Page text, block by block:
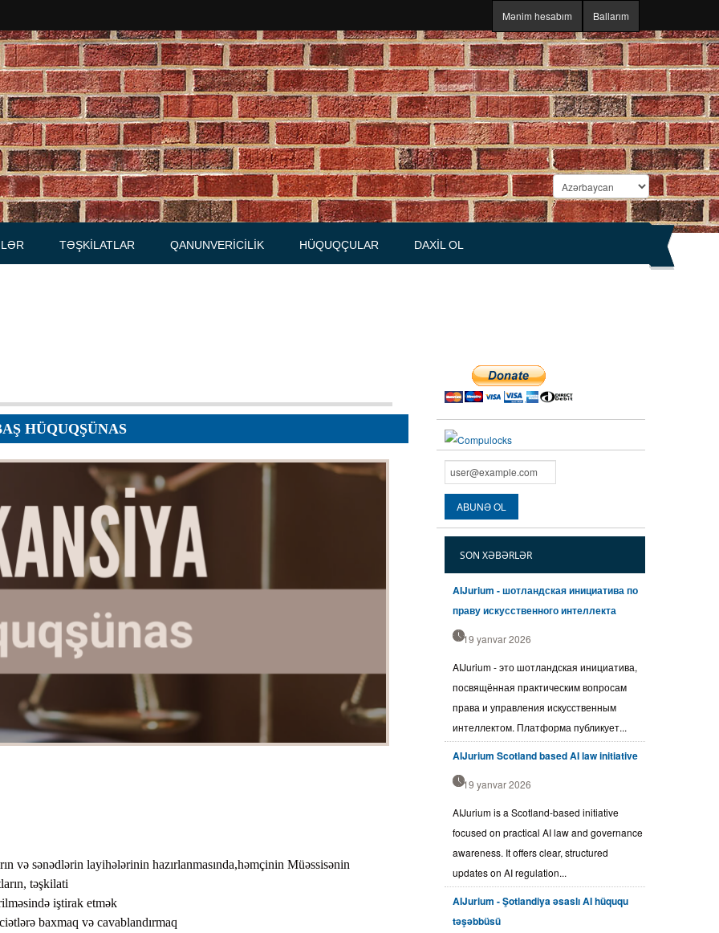
Mənim hesabım Ballarım
qaydalar
TƏŞKILATLAR
Məhkəmələr
Notariuslar
Prokurorluqlar
Vəkil qurumları
QANUNVERICILIK HÜQUQÇULAR DAXIL OL
HÜQUQŞÜNAS
və sənədlərin layihələrinin hazırlanmasında,həmçinin Müəssisənin
təşkilati
iştirak etmək
baxmaq və cavablandırmaq
SON XƏBƏRLƏR
AIJurium - шотландская инициатива по
праву искусственного интеллекта
19 yanvar 2026
AIJurium - это шотландская инициатива,
посвящённая практическим вопросам
права и управления искусственным
интеллектом. Платформа публикует...
AIJurium Scotland based AI law initiative
19 yanvar 2026
AIJurium is a Scotland-based initiative
focused on practical AI law and governance
awareness. It offers clear, structured
updates on AI regulation...
AIJurium - Şotlandiya əsaslı AI hüququ
təşəbbüsü